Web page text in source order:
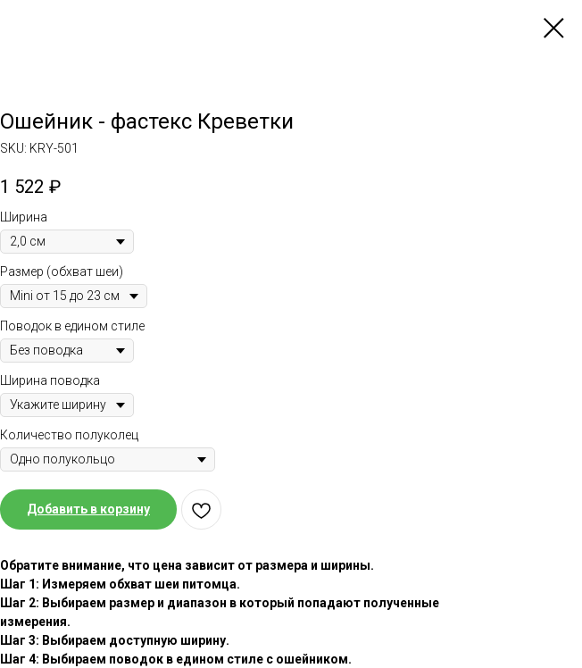
Ошейник - фастекс Креветки
SKU: KRY-501
1 522 ₽
Ширина
Размер (обхват шеи)
Поводок в едином стиле
Ширина поводка
Количество полуколец
Добавить в корзину
Обратите внимание, что цена зависит от размера и ширины.
Шаг 1: Измеряем обхват шеи питомца.
Шаг 2: Выбираем размер и диапазон в который попадают полученные
измерения.
Шаг 3: Выбираем доступную ширину.
Шаг 4: Выбираем поводок в едином стиле с ошейником.